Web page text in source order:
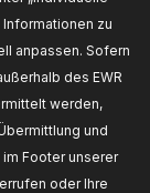
zu
anpassen. Sofern
des EWR
werden,
und
Footer unserer
oder Ihre